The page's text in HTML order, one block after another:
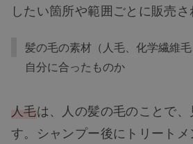
したい箇所や範囲ごとに販売さ
髪の毛の素材（人毛、化学繊維
自分に合ったものか
人毛は、人の髪の毛のことで
す。シャンプー後にトリート